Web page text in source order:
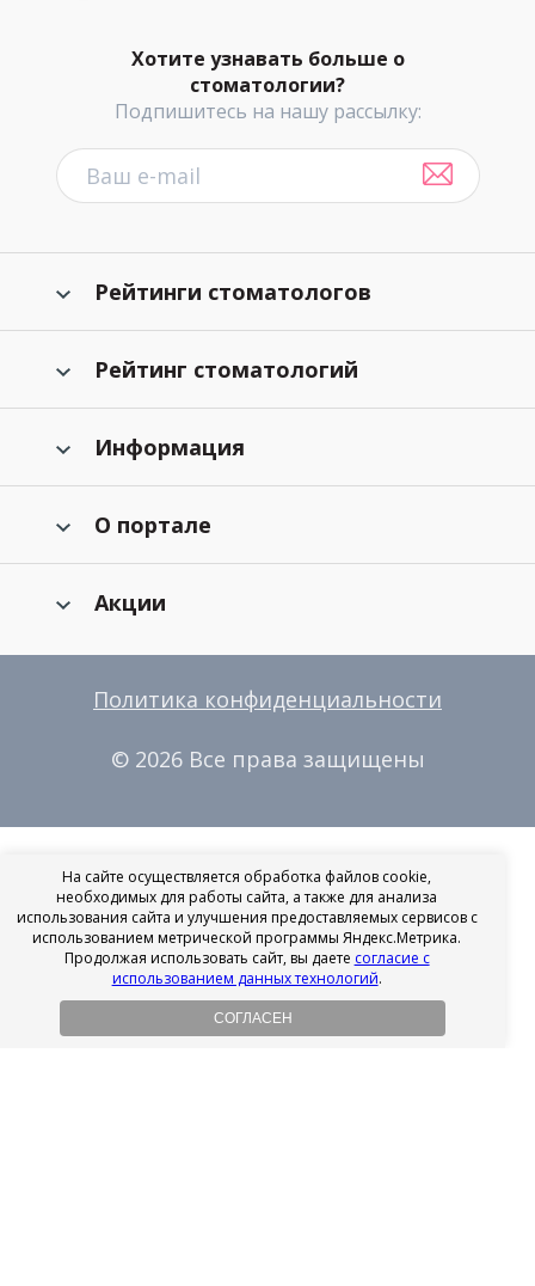
Хотите узнавать больше о
стоматологии?
Подпишитесь на нашу рассылку:
Рейтинги стоматологов
Рейтинг стоматологий
Информация
О портале
Акции
Политика конфиденциальности
© 2026 Все права защищены
На сайте осуществляется обработка файлов cookie,
необходимых для работы сайта, а также для анализа
использования сайта и улучшения предоставляемых сервисов с
использованием метрической программы Яндекс.Метрика.
Продолжая использовать сайт, вы даете согласие с
использованием данных технологий.
СОГЛАСЕН